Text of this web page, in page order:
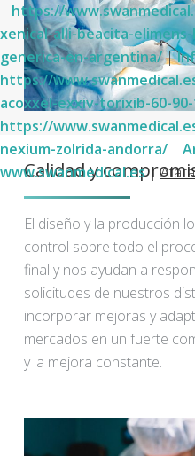
| https://
xenical-alli-beacita-
generica-en-argentina/|
https://
acoxxel-exxiv-torixib-60-
https://
nexium-zolrida-andorra/ |
www.swanmedical.es|
Calidad y
El diseño y la producción
control sobre todo el
final y nos ayudan a
solicitudes de nuestros
incorporar mejoras y
mercados en un fuerte
y la mejora constante.